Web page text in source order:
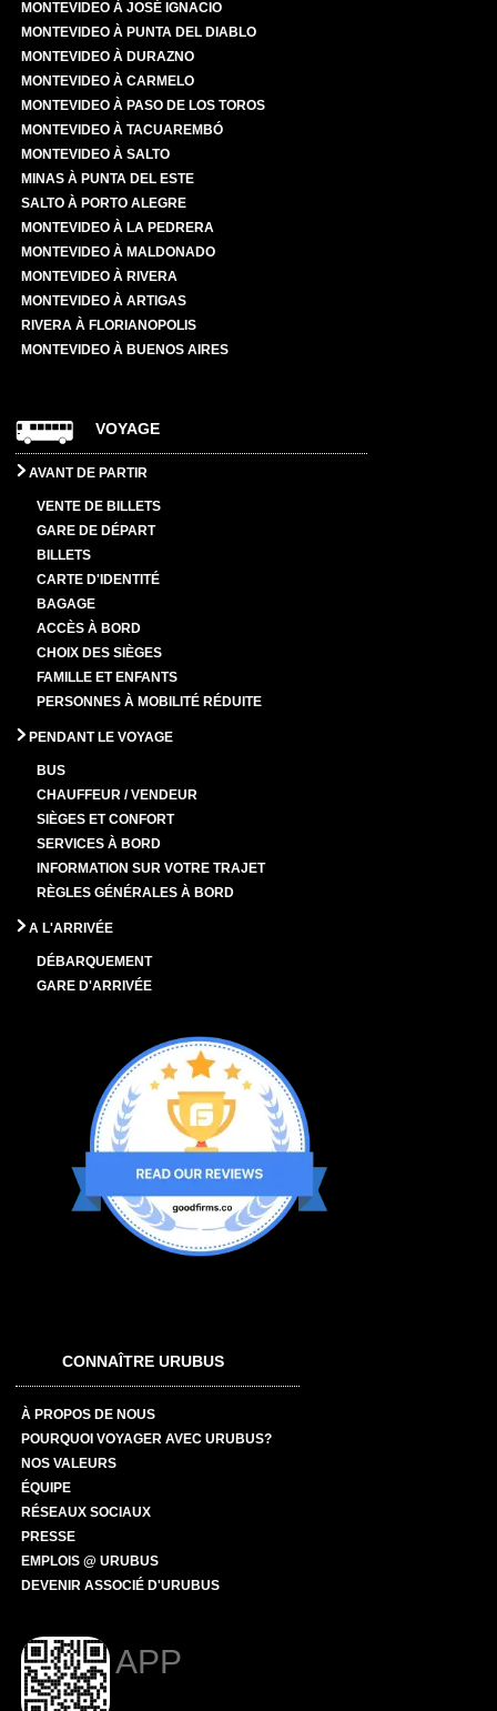
MONTEVIDEO À JOSÉ IGNACIO
MONTEVIDEO À PUNTA DEL DIABLO
MONTEVIDEO À DURAZNO
MONTEVIDEO À CARMELO
MONTEVIDEO À PASO DE LOS TOROS
MONTEVIDEO À TACUAREMBÓ
MONTEVIDEO À SALTO
MINAS À PUNTA DEL ESTE
SALTO À PORTO ALEGRE
MONTEVIDEO À LA PEDRERA
MONTEVIDEO À MALDONADO
MONTEVIDEO À RIVERA
MONTEVIDEO À ARTIGAS
RIVERA À FLORIANOPOLIS
MONTEVIDEO À BUENOS AIRES
VOYAGE
AVANT DE PARTIR
VENTE DE BILLETS
GARE DE DÉPART
BILLETS
CARTE D'IDENTITÉ
BAGAGE
ACCÈS À BORD
CHOIX DES SIÈGES
FAMILLE ET ENFANTS
PERSONNES À MOBILITÉ RÉDUITE
PENDANT LE VOYAGE
BUS
CHAUFFEUR / VENDEUR
SIÈGES ET CONFORT
SERVICES À BORD
INFORMATION SUR VOTRE TRAJET
RÈGLES GÉNÉRALES À BORD
A L'ARRIVÉE
DÉBARQUEMENT
GARE D'ARRIVÉE
CONNAÎTRE URUBUS
À PROPOS DE NOUS
POURQUOI VOYAGER AVEC URUBUS?
NOS VALEURS
ÉQUIPE
RÉSEAUX SOCIAUX
PRESSE
EMPLOIS @ URUBUS
DEVENIR ASSOCIÉ D'URUBUS
APP